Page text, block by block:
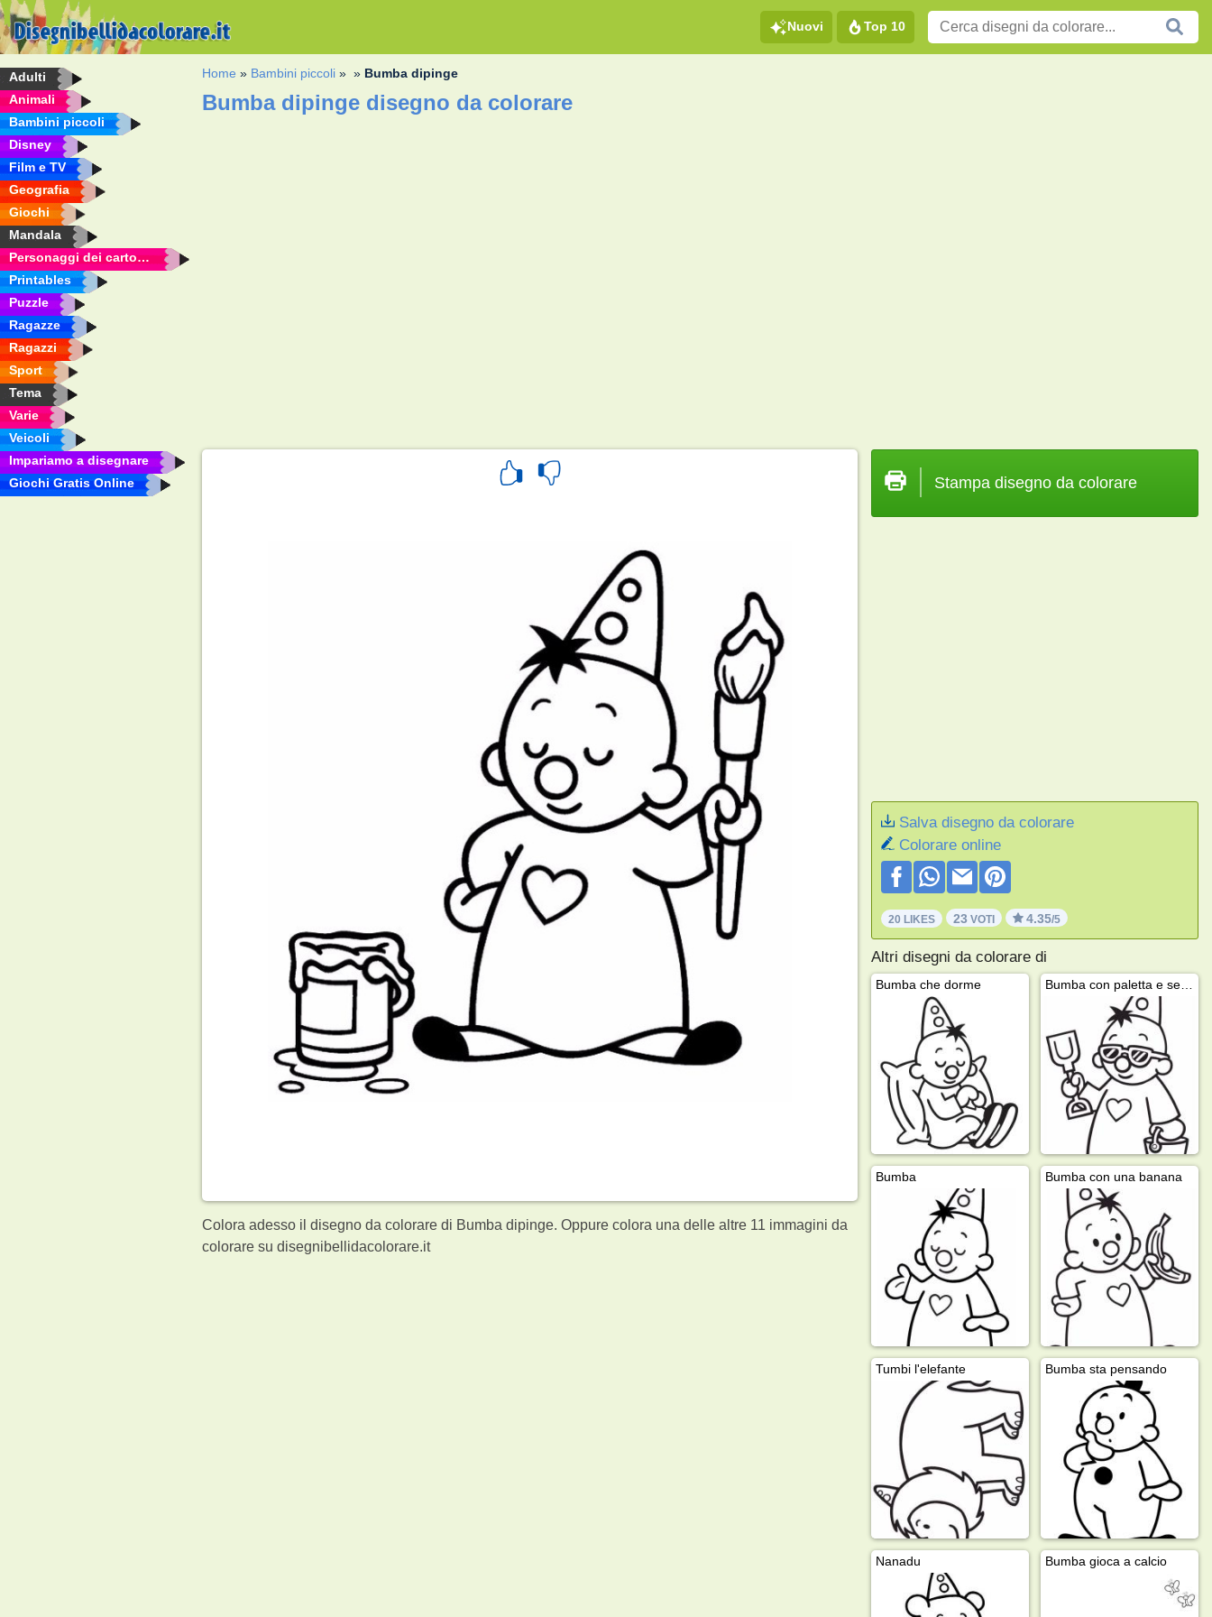
Nuovi Top 10
Adulti
Animali
Bambini piccoli
Disney
Film e TV
Geografia
Giochi
Mandala
Personaggi dei cartoni animati
Printables
Puzzle
Ragazze
Ragazzi
Sport
Tema
Varie
Veicoli
Impariamo a disegnare
Giochi Gratis Online
Home » Bambini piccoli » » Bumba dipinge
Bumba dipinge disegno da colorare
Colora adesso il disegno da colorare di Bumba dipinge. Oppure colora una delle altre 11 immagini da
colorare su disegnibellidacolorare.it
Stampa disegno da colorare
Salva disegno da colorare
Colorare online
20 LIKES 23 VOTI 4.35/5
Altri disegni da colorare di
Bumba che dorme Bumba con paletta e secchiello
Bumba Bumba con una banana
Tumbi l'elefante Bumba sta pensando
Nanadu Bumba gioca a calcio